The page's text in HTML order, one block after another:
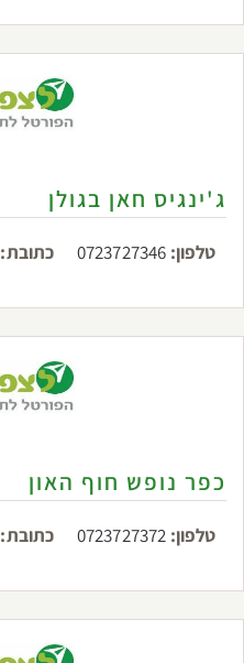
ג'ינגיס חאן בגולן
טלפון: 0723727346 כתובת:
כפר נופש חוף האון
טלפון: 0723727372 כתובת: